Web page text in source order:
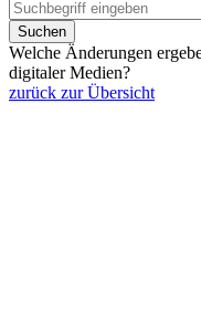
Suchen
Welche Änderungen
digitaler Medien?
zurück zur Übersicht